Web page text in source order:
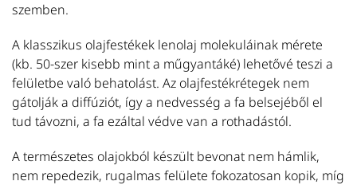
szemben.
A klasszikus olajfestékek lenolaj molekuláinak mérete
(kb. 50-szer kisebb mint a műgyantáké) lehetővé teszi a
felületbe való behatolást. Az olajfestékrétegek nem
gátolják a diffúziót, így a nedvesség a fa belsejéből el
tud távozni, a fa ezáltal védve van a rothadástól.
A természetes olajokból készült bevonat nem hámlik,
nem repedezik, rugalmas felülete fokozatosan kopik, míg